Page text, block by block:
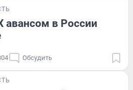
в России
Обсудить